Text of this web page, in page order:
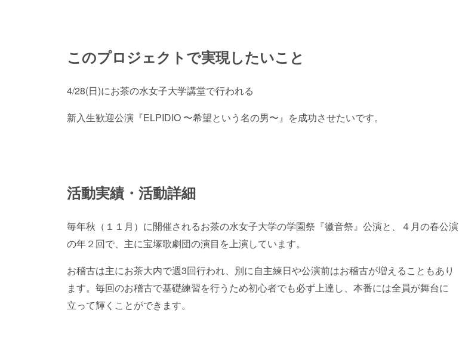
このプロジェクトで実現したいこと
4/28(日)にお茶の水女子大学講堂で行われる
新入生歓迎公演『ELPIDIO 〜希望という名の男〜』を成功させたいです。
活動実績・活動詳細
毎年秋（１１月）に開催されるお茶の水女子大学の学園祭『徽音祭』公演と、４月の春公演
の年２回で、主に宝塚歌劇団の演目を上演しています。
お稽古は主にお茶大内で週3回行われ、別に自主練日や公演前はお稽古が増えることもあり
ます。毎回のお稽古で基礎練習を行うため初心者でも必ず上達し、本番には全員が舞台に
立って輝くことができます。